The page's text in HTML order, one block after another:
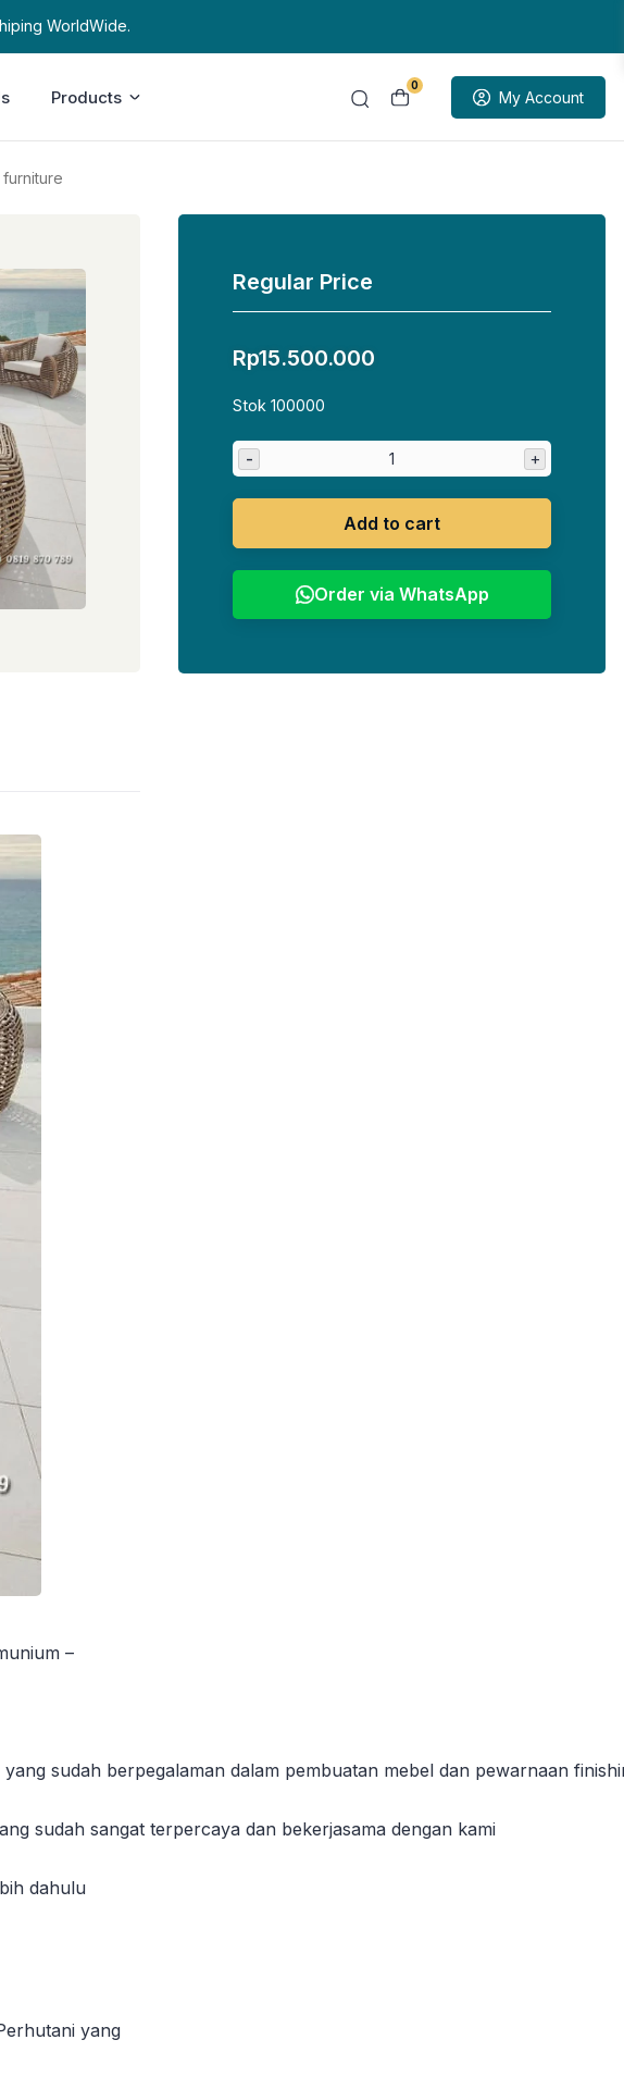
WorldWide.
0
My Account
Products
–
sudah berpegalaman dalam pembuatan mebel dan pewarnaan
sudah sangat terpercaya dan bekerjasama dengan kami
dahulu
yang
Regular Price
Rp15.500.000
Stok 100000
- +
Add to cart
Order via WhatsApp